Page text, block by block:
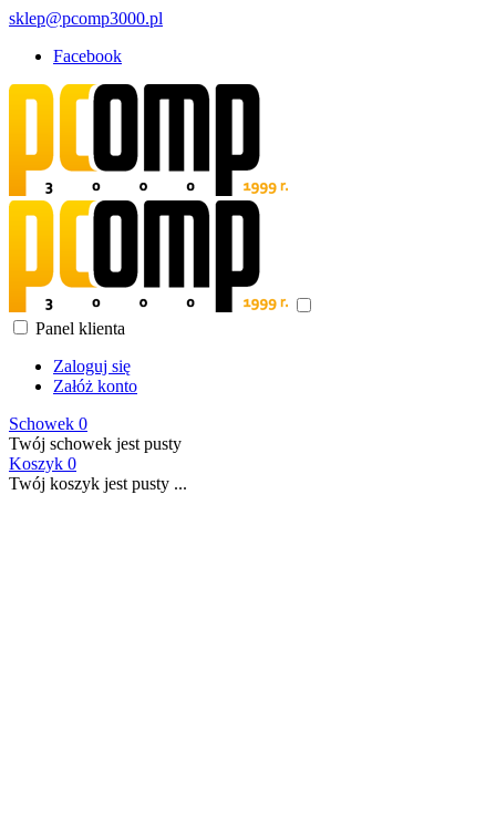
sklep@pcomp3000.pl
Facebook
Panel klienta
Zaloguj się
Załóż konto
Schowek 0
Twój schowek jest pusty
Koszyk 0
Twój koszyk jest pusty ...